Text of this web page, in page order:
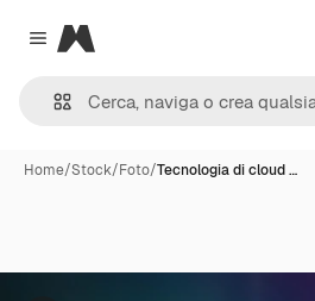
Close menu
Magnific
Home/Stock/Foto/Tecnologia di cloud …